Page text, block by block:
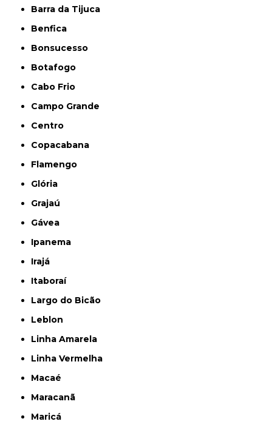
Barra da Tijuca
Benfica
Bonsucesso
Botafogo
Cabo Frio
Campo Grande
Centro
Copacabana
Flamengo
Glória
Grajaú
Gávea
Ipanema
Irajá
Itaboraí
Largo do Bicão
Leblon
Linha Amarela
Linha Vermelha
Macaé
Maracanã
Maricá